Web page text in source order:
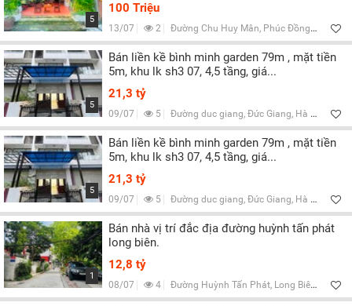
5
100 Triệu
13/07 2 Đường Chu Huy Mân, Phúc Đồng, Hà Nội
5
Bán liền kề bình minh garden 79m , mặt tiền
5m, khu lk sh3 07, 4,5 tầng, giá...
21,3 tỷ
09/07 5 Đường duc giang, Đức Giang, Hà Nội
5
Bán liền kề bình minh garden 79m , mặt tiền
5m, khu lk sh3 07, 4,5 tầng, giá...
21,3 tỷ
09/07 5 Đường duc giang, Đức Giang, Hà Nội
1
Bán nhà vị trí đắc địa đường huỳnh tấn phát
long biên.
12,8 tỷ
08/07 4 Đường Huỳnh Tấn Phát, Long Biên, Hà Nội